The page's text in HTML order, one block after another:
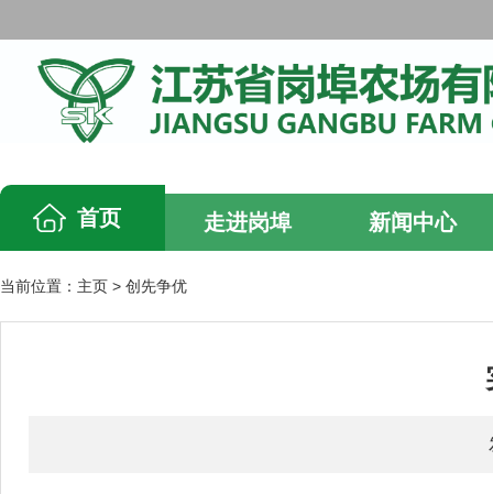
首页 走进岗埠 新闻中心
当前位置： 主页 > 创先争优